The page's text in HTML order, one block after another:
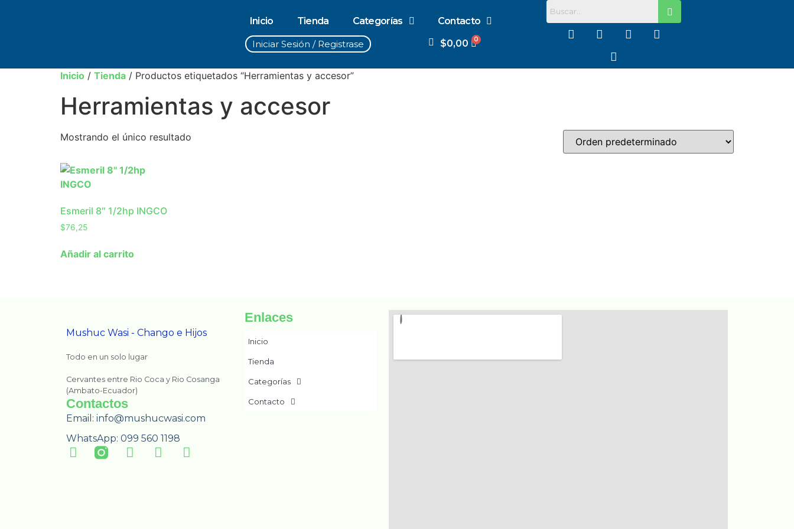
Inicio Tienda Categorías Contacto
Iniciar Sesión / Registrase $0,00
Inicio / Tienda / Productos etiquetados “Herramientas y accesor”
Herramientas y accesor
Mostrando el único resultado
Esmeril 8″ 1/2hp INGCO
$76,25
Añadir al carrito
Mushuc Wasi - Chango e Hijos
Todo en un solo lugar
Cervantes entre Rio Coca y Rio Cosanga
(Ambato-Ecuador)
Contactos
Email: info@mushucwasi.com
WhatsApp: 099 560 1198
Enlaces
Inicio
Tienda
Categorías
Contacto